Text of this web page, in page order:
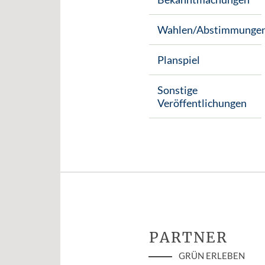
Wahlen/
Planspiel
Sonstige
Veröffentlichungen
PARTNER
GRÜN ERLEBEN